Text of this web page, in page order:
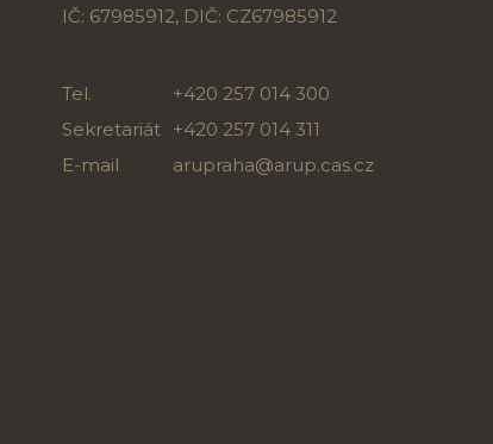
IČ: 67985912, DIČ: CZ67985912
Tel.
+420 257 014 300
Sekretariát +420 257 014 311
E-mail
arupraha@arup.cas.cz